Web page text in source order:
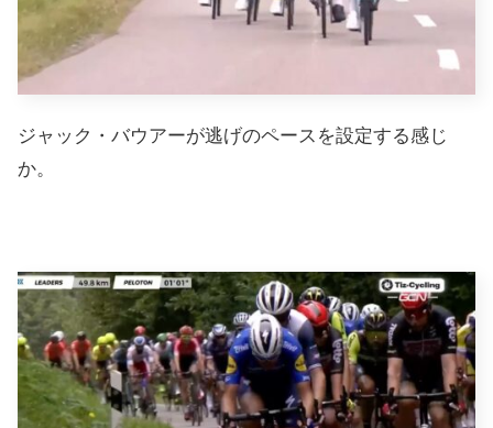
ジャック・バウアーが逃げのペースを設定する感じ
か。